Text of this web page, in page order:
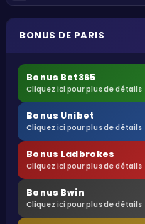
BONUS DE PARIS
Bonus Bet365
Cliquez ici pour plus de détails
Bonus Unibet
Cliquez ici pour plus de détails
Bonus Ladbrokes
Cliquez ici pour plus de détails
Bonus Bwin
Cliquez ici pour plus de détails